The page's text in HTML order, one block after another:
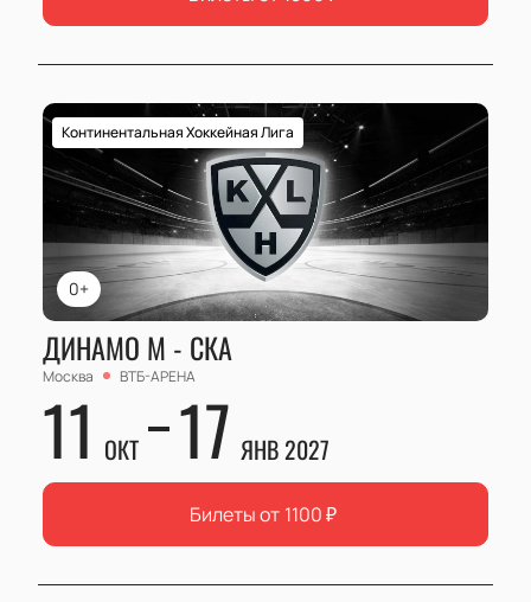
0+
Континентальная Хоккейная Лига
ДИНАМО М - СКА
Москва ВТБ-АРЕНА
11 ОКТ 17 ЯНВ 2027
Билеты от 1100₽